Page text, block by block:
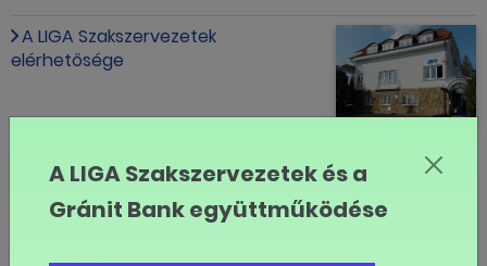
A LIGA Szakszervezetek
elérhetősége
MÉG TÖBB
Eseménynaptár
A LIGA Szakszervezetek és a
Gránit Bank együttműködése